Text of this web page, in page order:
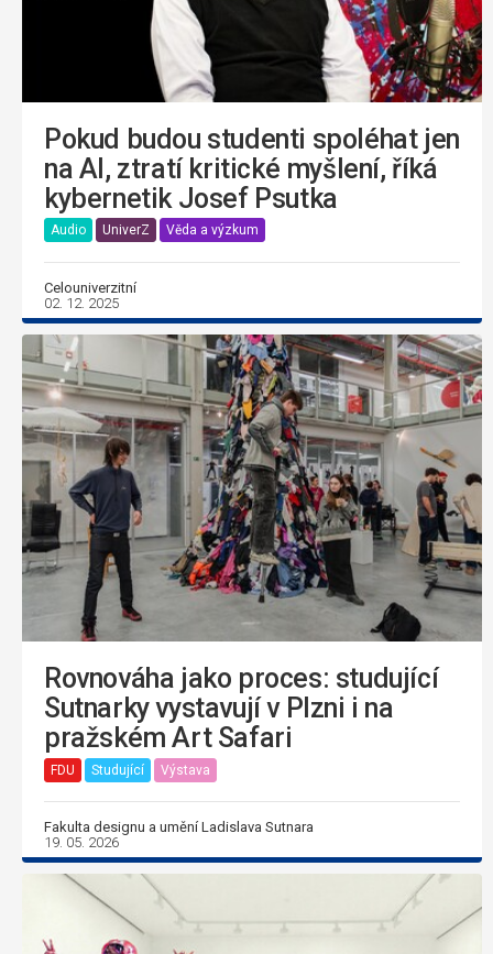
Pokud budou studenti spoléhat jen
na AI, ztratí kritické myšlení, říká
kybernetik Josef Psutka
Audio UniverZ Věda a výzkum
Celouniverzitní
02. 12. 2025
Rovnováha jako proces: studující
Sutnarky vystavují v Plzni i na
pražském Art Safari
FDU Studující Výstava
Fakulta designu a umění Ladislava Sutnara
19. 05. 2026